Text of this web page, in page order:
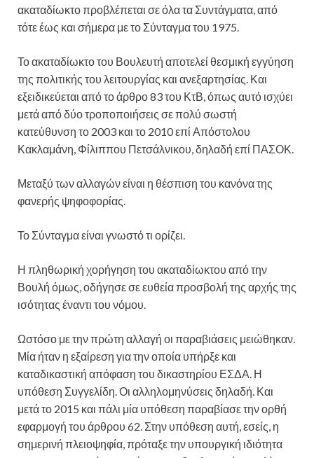
ακαταδίωκτο προβλέπεται σε όλα τα Συντάγματα, από
τότε έως και σήμερα με το Σύνταγμα του 1975.
Το ακαταδίωκτο του Βουλευτή αποτελεί θεσμική εγγύηση
της πολιτικής του λειτουργίας και ανεξαρτησίας. Και
εξειδικεύεται από το άρθρο 83 του ΚτΒ, όπως αυτό ισχύει
μετά από δύο τροποποιήσεις σε πολύ σωστή
κατεύθυνση το 2003 και το 2010 επί Απόστολου
Κακλαμάνη, Φίλιππου Πετσάλνικου, δηλαδή επί ΠΑΣΟΚ.
Μεταξύ των αλλαγών είναι η θέσπιση του κανόνα της
φανερής ψηφοφορίας.
Το Σύνταγμα είναι γνωστό τι ορίζει.
Η πληθωρική χορήγηση του ακαταδίωκτου από την
Βουλή όμως, οδήγησε σε ευθεία προσβολή της αρχής της
ισότητας έναντι του νόμου.
Ωστόσο με την πρώτη αλλαγή οι παραβιάσεις μειώθηκαν.
Μία ήταν η εξαίρεση για την οποία υπήρξε και
καταδικαστική απόφαση του δικαστηρίου ΕΣΔΑ. Η
υπόθεση Συγγελίδη. Οι αλληλομηνύσεις δηλαδή. Και
μετά το 2015 και πάλι μία υπόθεση παραβίασε την ορθή
εφαρμογή του άρθρου 62. Στην υπόθεση αυτή, εσείς, η
σημερινή πλειοψηφία, πρόταξε την υπουργική ιδιότητα